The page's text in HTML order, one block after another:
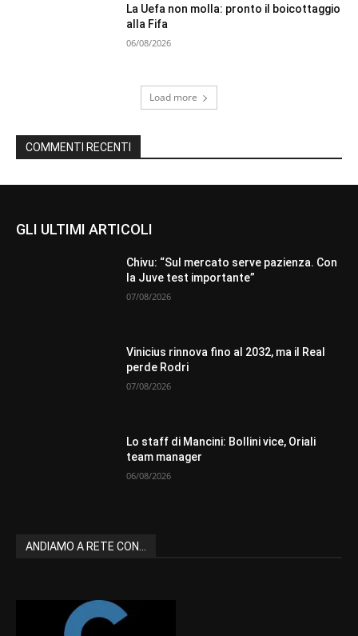
La Uefa non molla: pronto il boicottaggio
alla Fifa
06/08/2026
Load more
COMMENTI RECENTI
GLI ULTIMI ARTICOLI
Chivu: “Sul mercato serve pazienza. Con
la Juve test importante”
07/08/2026
Vinicius rinnova fino al 2032, ma il Real
perde Rodri
07/08/2026
Lo staff di Mancini: Bollini vice, Oriali
team manager
06/08/2026
ANDIAMO A RETE CON...